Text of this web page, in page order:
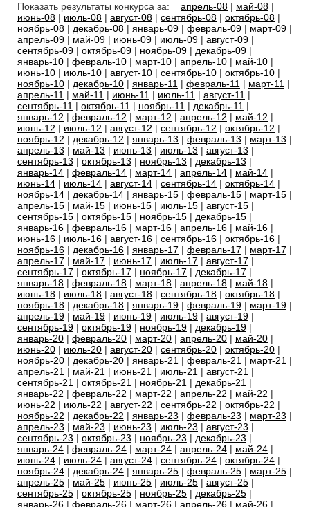
Показать результаты конкурса за: апрель-08 | май-08 |
июнь-08 | июль-08 | август-08 | сентябрь-08 | октябрь-08 |
ноябрь-08 | декабрь-08 | январь-09 | февраль-09 | март-09 |
апрель-09 | май-09 | июнь-09 | июль-09 | август-09 |
сентябрь-09 | октябрь-09 | ноябрь-09 | декабрь-09 |
январь-10 | февраль-10 | март-10 | апрель-10 | май-10 |
июнь-10 | июль-10 | август-10 | сентябрь-10 | октябрь-10 |
ноябрь-10 | декабрь-10 | январь-11 | февраль-11 | март-11 |
апрель-11 | май-11 | июнь-11 | июль-11 | август-11 |
сентябрь-11 | октябрь-11 | ноябрь-11 | декабрь-11 |
январь-12 | февраль-12 | март-12 | апрель-12 | май-12 |
июнь-12 | июль-12 | август-12 | сентябрь-12 | октябрь-12 |
ноябрь-12 | декабрь-12 | январь-13 | февраль-13 | март-13 |
апрель-13 | май-13 | июнь-13 | июль-13 | август-13 |
сентябрь-13 | октябрь-13 | ноябрь-13 | декабрь-13 |
январь-14 | февраль-14 | март-14 | апрель-14 | май-14 |
июнь-14 | июль-14 | август-14 | сентябрь-14 | октябрь-14 |
ноябрь-14 | декабрь-14 | январь-15 | февраль-15 | март-15 |
апрель-15 | май-15 | июнь-15 | июль-15 | август-15 |
сентябрь-15 | октябрь-15 | ноябрь-15 | декабрь-15 |
январь-16 | февраль-16 | март-16 | апрель-16 | май-16 |
июнь-16 | июль-16 | август-16 | сентябрь-16 | октябрь-16 |
ноябрь-16 | декабрь-16 | январь-17 | февраль-17 | март-17 |
апрель-17 | май-17 | июнь-17 | июль-17 | август-17 |
сентябрь-17 | октябрь-17 | ноябрь-17 | декабрь-17 |
январь-18 | февраль-18 | март-18 | апрель-18 | май-18 |
июнь-18 | июль-18 | август-18 | сентябрь-18 | октябрь-18 |
ноябрь-18 | декабрь-18 | январь-19 | февраль-19 | март-19 |
апрель-19 | май-19 | июнь-19 | июль-19 | август-19 |
сентябрь-19 | октябрь-19 | ноябрь-19 | декабрь-19 |
январь-20 | февраль-20 | март-20 | апрель-20 | май-20 |
июнь-20 | июль-20 | август-20 | сентябрь-20 | октябрь-20 |
ноябрь-20 | декабрь-20 | январь-21 | февраль-21 | март-21 |
апрель-21 | май-21 | июнь-21 | июль-21 | август-21 |
сентябрь-21 | октябрь-21 | ноябрь-21 | декабрь-21 |
январь-22 | февраль-22 | март-22 | апрель-22 | май-22 |
июнь-22 | июль-22 | август-22 | сентябрь-22 | октябрь-22 |
ноябрь-22 | декабрь-22 | январь-23 | февраль-23 | март-23 |
апрель-23 | май-23 | июнь-23 | июль-23 | август-23 |
сентябрь-23 | октябрь-23 | ноябрь-23 | декабрь-23 |
январь-24 | февраль-24 | март-24 | апрель-24 | май-24 |
июнь-24 | июль-24 | август-24 | сентябрь-24 | октябрь-24 |
ноябрь-24 | декабрь-24 | январь-25 | февраль-25 | март-25 |
апрель-25 | май-25 | июнь-25 | июль-25 | август-25 |
сентябрь-25 | октябрь-25 | ноябрь-25 | декабрь-25 |
январь-26 | февраль-26 | март-26 | апрель-26 | май-26 |